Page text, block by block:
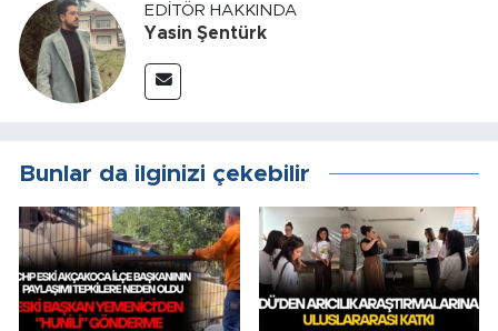
EDITÖR HAKKINDA
Yasin Şentürk
Bunlar da ilginizi çekebilir